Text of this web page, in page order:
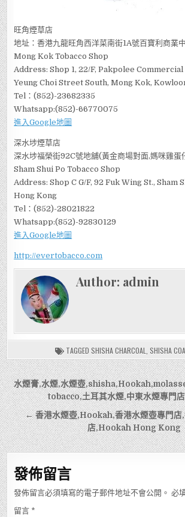
旺角煙草店
地址：香港九龍旺角西洋菜南街1A號百寶利商業
Mong Kok Tobacco Shop
Address: Shop 1, 22/F, Pakpolee Commercial
Yeung Choi Street South, Mong Kok,
Tel：(852)-23682335
Whatsapp:(852)-66770075
進入Google地圖
深水埗煙草店
深水埗福榮街92C號地舖(黃金商場對面,媽咪雞蛋
Sham Shui Po Tobacco Shop
Address: Shop C G/F, 92 Fuk Wing St., Sham
Hong Kong
Tel：(852)-28021822
Whatsapp:(852)-92830129
進入Google地圖
http://evertobacco.com
Author: admin
TAGGED SHISHA CHARCOAL SHISHA
文
章
導
覽
水煙膏,水煙,水煙壺
tobacco,土耳其水煙,中東水煙專門
← 香港水煙壺,Hookah,香港水煙壺專門店,
店,Hookah Hong Kong
發佈留言
發佈留言必須填寫的電子郵件地址不會公開。 必
留言 *